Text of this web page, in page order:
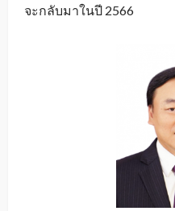
จะกลับมาในปี 2566